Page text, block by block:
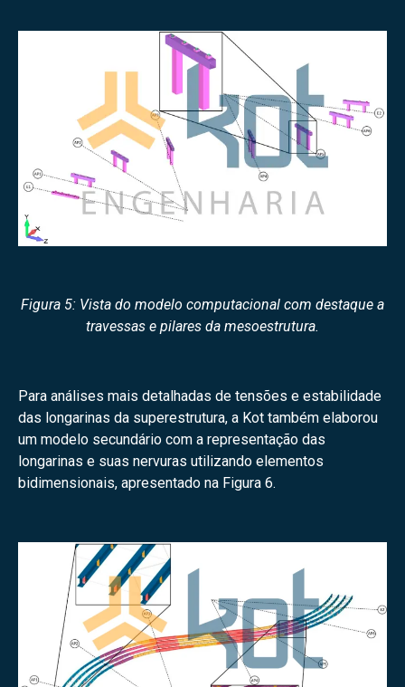
Figura 5: Vista do modelo computacional com destaque a
travessas e pilares da mesoestrutura.
Para análises mais detalhadas de tensões e estabilidade
das longarinas da superestrutura, a Kot também elaborou
um modelo secundário com a representação das
longarinas e suas nervuras utilizando elementos
bidimensionais, apresentado na Figura 6.